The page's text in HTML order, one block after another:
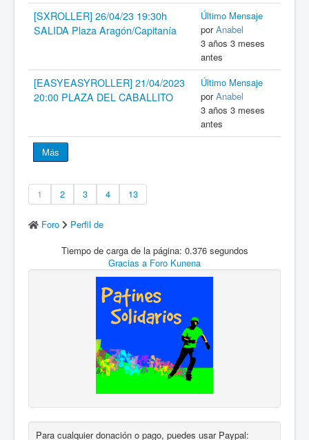
Más
[SXROLLER] 26/04/23 19:30h
SALIDA Plaza Aragón/Capitanía
Último Mensaje
porAnabel
3 años 3 meses
antes
[EASYEASYROLLER] 21/04/2023
20:00 PLAZA DEL CABALLITO
Último Mensaje
porAnabel
3 años 3 meses
antes
1 2 3 4 13
Foro
Perfil de
Tiempo de carga de la página: 0.376 segundos
Gracias a Foro Kunena
Para cualquier donación o pago, puedes usar Paypal: